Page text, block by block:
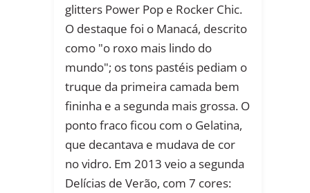
glitters Power Pop e Rocker Chic.
O destaque foi o Manacá, descrito
como "o roxo mais lindo do
mundo"; os tons pastéis pediam o
truque da primeira camada bem
fininha e a segunda mais grossa. O
ponto fraco ficou com o Gelatina,
que decantava e mudava de cor
no vidro. Em 2013 veio a segunda
Delícias de Verão, com 7 cores: